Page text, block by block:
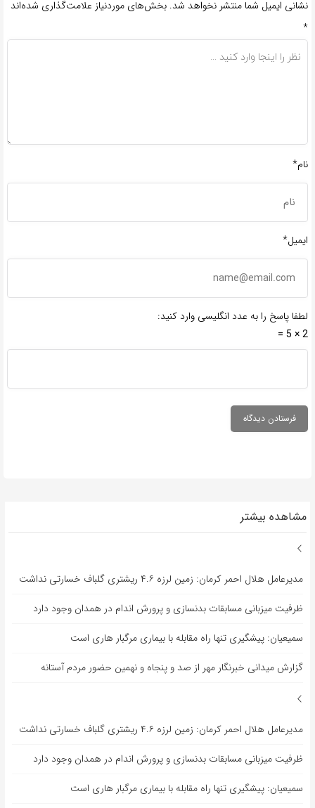
نشانی ایمیل شما منتشر نخواهد شد. بخش‌های موردنیاز علامت‌گذاری شده‌اند
*
نام*
ایمیل*
لطفا پاسخ را به عدد انگلیسی وارد کنید:
2 × 5 =
مشاهده بیشتر
مدیرعامل هلال احمر کرمان: زمین لرزه ۴.۶ ریشتری گلباف خسارتی نداشت
ظرفیت میزبانی مسابقات بدنسازی و پرورش اندام در همدان وجود دارد
سمیعیان: پیشگیری تنها راه مقابله با بیماری مرگبار هاری است
گزارش میدانی خبرنگار مهر از صد و پنجاه و نهمین حضور مردم آستانه
مدیرعامل هلال احمر کرمان: زمین لرزه ۴.۶ ریشتری گلباف خسارتی نداشت
ظرفیت میزبانی مسابقات بدنسازی و پرورش اندام در همدان وجود دارد
سمیعیان: پیشگیری تنها راه مقابله با بیماری مرگبار هاری است